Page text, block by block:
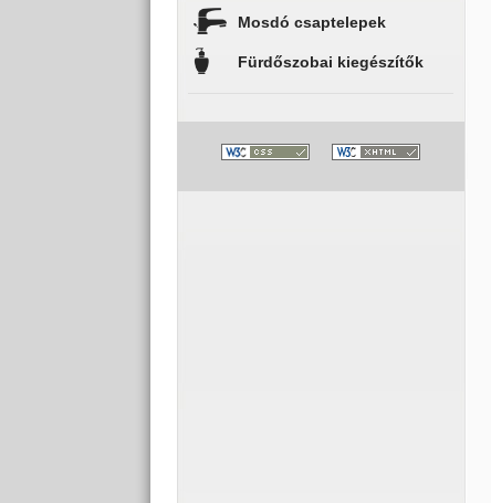
Mosdó csaptelepek
Fürdőszobai kiegészítők